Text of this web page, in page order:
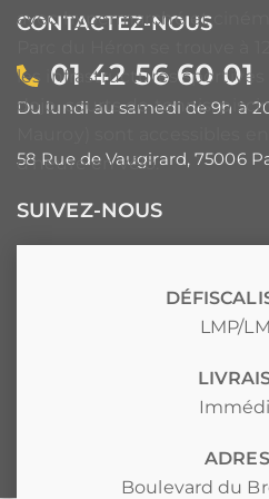
avec hypermarché et
les infrastructures sportives
dojo, courts de tennis,
d’heure en vélo.
LMP/
Boulevard du
CONTACTEZ-NOUS
01 42 56 60 01
Du lundi au samedi de 9h à
58 Rue de Vaugirard, 75006
SUIVEZ-NOUS
Programmes immobiliers
Investir en EHPAD